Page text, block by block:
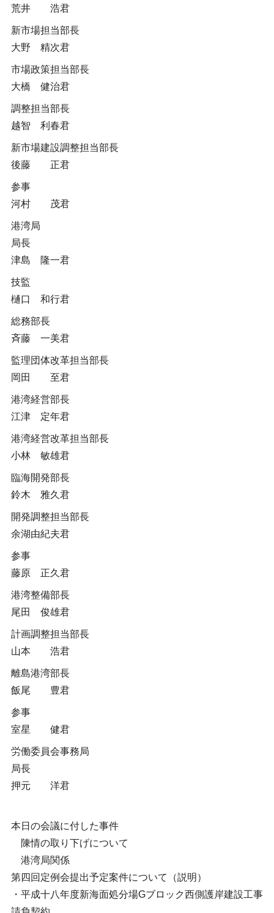
荒井 浩君
新市場担当部長
大野 精次君
市場政策担当部長
大橋 健治君
調整担当部長
越智 利春君
新市場建設調整担当部長
後藤 正君
参事
河村 茂君
港湾局
局長
津島 隆一君
技監
樋口 和行君
総務部長
斉藤 一美君
監理団体改革担当部長
岡田 至君
港湾経営部長
江津 定年君
港湾経営改革担当部長
小林 敏雄君
臨海開発部長
鈴木 雅久君
開発調整担当部長
余湖由紀夫君
参事
藤原 正久君
港湾整備部長
尾田 俊雄君
計画調整担当部長
山本 浩君
離島港湾部長
飯尾 豊君
参事
室星 健君
労働委員会事務局
局長
押元 洋君
本日の会議に付した事件
陳情の取り下げについて
港湾局関係
第四回定例会提出予定案件について（説明）
・平成十八年度新海面処分場Gブロック西側護岸建設工事